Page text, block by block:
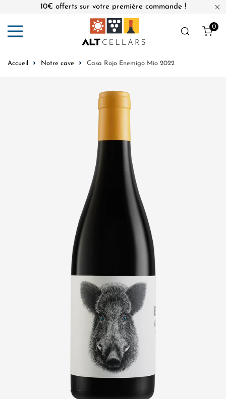
10€ offerts sur votre première commande !
0
Accueil Notre cave Casa Rojo Enemigo Mío 2022